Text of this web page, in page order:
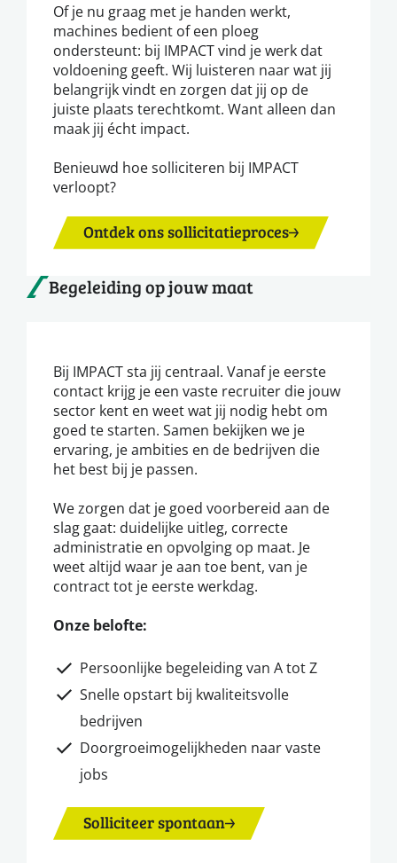
Of je nu graag met je handen werkt,
machines bedient of een ploeg
ondersteunt: bij IMPACT vind je werk dat
voldoening geeft. Wij luisteren naar wat jij
belangrijk vindt en zorgen dat jij op de
juiste plaats terechtkomt. Want alleen dan
maak jij écht impact.
Benieuwd hoe solliciteren bij IMPACT
verloopt?
Ontdek ons sollicitatieproces
Begeleiding op jouw maat
Bij IMPACT sta jij centraal. Vanaf je eerste
contact krijg je een vaste recruiter die jouw
sector kent en weet wat jij nodig hebt om
goed te starten. Samen bekijken we je
ervaring, je ambities en de bedrijven die
het best bij je passen.
We zorgen dat je goed voorbereid aan de
slag gaat: duidelijke uitleg, correcte
administratie en opvolging op maat. Je
weet altijd waar je aan toe bent, van je
contract tot je eerste werkdag.
Onze belofte:
Persoonlijke begeleiding van A tot Z
Snelle opstart bij kwaliteitsvolle
bedrijven
Doorgroeimogelijkheden naar vaste
jobs
Solliciteer spontaan